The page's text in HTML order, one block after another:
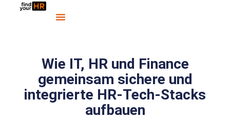
Wie IT, HR und Finance
gemeinsam sichere und
integrierte HR‑Tech‑Stacks
aufbauen